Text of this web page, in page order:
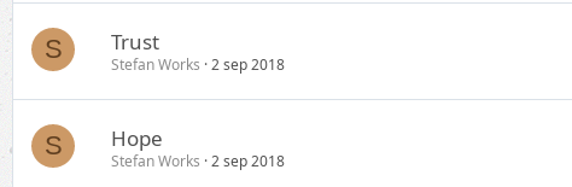
S Trust
Stefan Works 2 sep 2018
S Hope
Stefan Works 2 sep 2018